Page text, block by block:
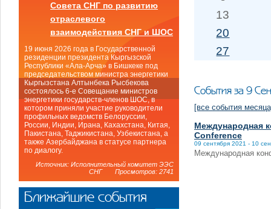
13
20
27
События за 9
[все события
Международная
Conference
09 сентября 2021 - 10
Международная
Совета СНГ по развитию
отраслевого
взаимодействия СНГ и ШОС
19 июня 2026 года в Государственной
резиденции президента Кыргызской
Республики «Ала-Арча» в Бишкеке под
председательством министра энергетики
Кыргызстана Алтынбека Рысбекова
состоялось 6-е Совещание министров
энергетики государств-членов ШОС, в
котором приняли участие руководители
профильных ведомств Белоруссии,
России, Индии, Ирана, Кахахстана, Китая,
Пакистана, Таджикистана, Узбекистана, а
также Азербайджана в статусе партнера
по диалогу.
Источник: Исполнительный комитет ЭЭС
СНГ Просмотров: 2741
Ближайшие события